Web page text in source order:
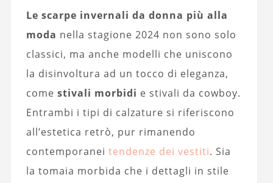
Le scarpe invernali da donna più alla
moda nella stagione 2024 non sono solo
classici, ma anche modelli che uniscono
la disinvoltura ad un tocco di eleganza,
come stivali morbidi e stivali da cowboy.
Entrambi i tipi di calzature si riferiscono
all’estetica retrò, pur rimanendo
contemporanei tendenze dei vestiti. Sia
la tomaia morbida che i dettagli in stile